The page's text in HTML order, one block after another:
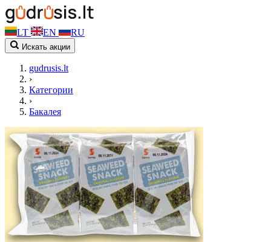
LT EN RU
Искать акции
gudrusis.lt
›
Категории
›
Бакалея